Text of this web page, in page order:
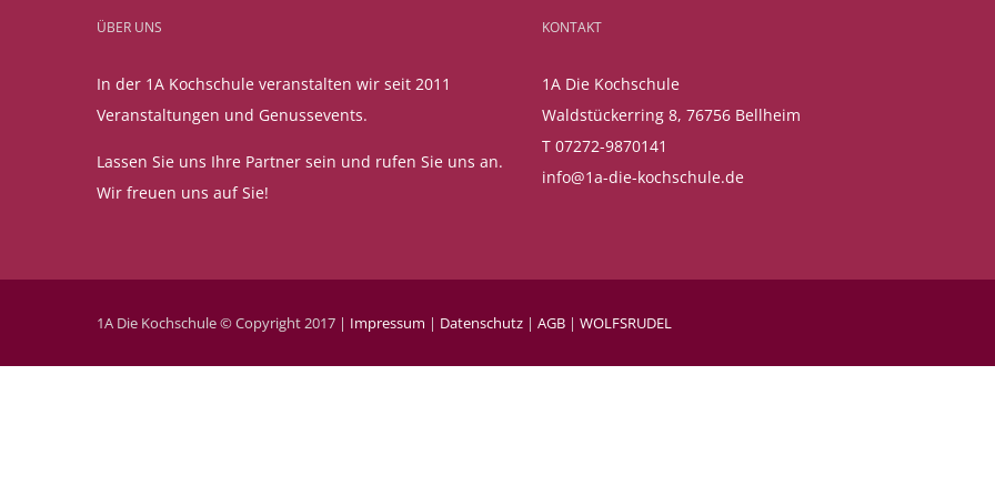
ÜBER UNS
In der 1A Kochschule veranstalten wir seit 2011
Veranstaltungen und Genussevents.
Lassen Sie uns Ihre Partner sein und rufen Sie uns an.
Wir freuen uns auf Sie!
KONTAKT
1A Die Kochschule
Waldstückerring 8, 76756 Bellheim
T 07272-9870141
info@1a-die-kochschule.de
1A Die Kochschule © Copyright 2017 | Impressum | Datenschutz | AGB | WOLFSRUDEL